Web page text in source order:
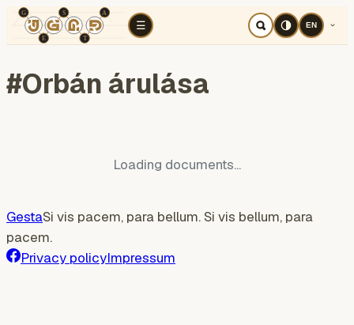
☰
TÉR Cognitive warRegion
EN
#Orbán árulása
Loading documents...
GestaSi vis pacem, para bellum. Si vis bellum, para
pacem.
Privacy policyImpressum